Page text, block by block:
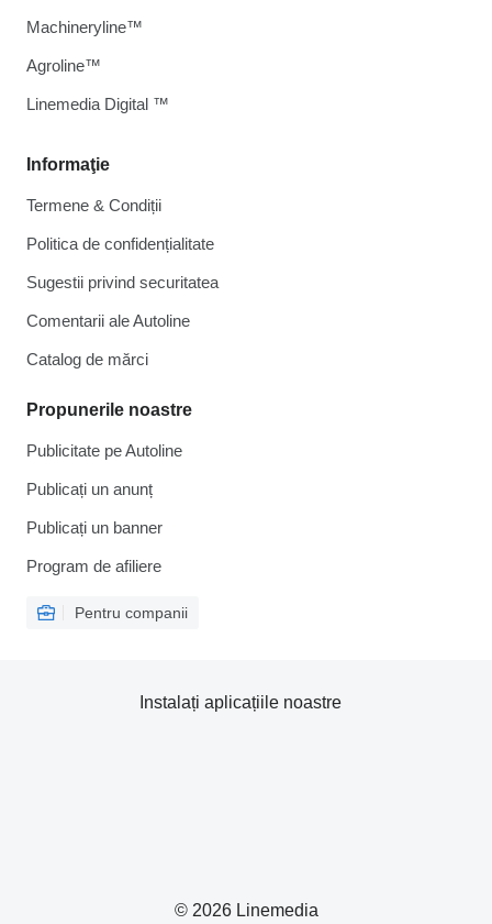
Informaţie
Termene & Condiții
Politica de confidențialitate
Sugestii privind securitatea
Comentarii ale Autoline
Catalog de mărcі
Propunerile noastre
Publicitate pe Autoline
Publicați un anunț
Publicați un banner
Program de afiliere
Pentru companii
Machineryline™
Agroline™
Linemedia Digital ™
© 2026 Linemedia
Instalați aplicațiile noastre